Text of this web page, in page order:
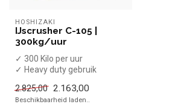
HOSHIZAKI
IJscrusher C-105 |
300kg/uur
✓ 300 Kilo per uur
✓ Heavy duty gebruik
cm, hoogte ...
2.825,00 2.163,00
Beschikbaarheid laden..